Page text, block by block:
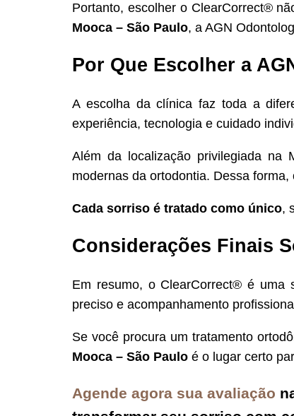
Portanto, escolher o ClearCorrect®
Mooca – São Paulo, a AGN
Por Que Escolher a
A escolha da clínica faz toda a
experiência, tecnologia e cuidado
Além da localização privilegiada na
modernas da ortodontia. Dessa
Cada sorriso é tratado como único,
Considerações Finais
Em resumo, o ClearCorrect® é uma
preciso e acompanhamento
Se você procura um tratamento
Mooca – São Paulo é o lugar certo
Agende agora sua avaliação